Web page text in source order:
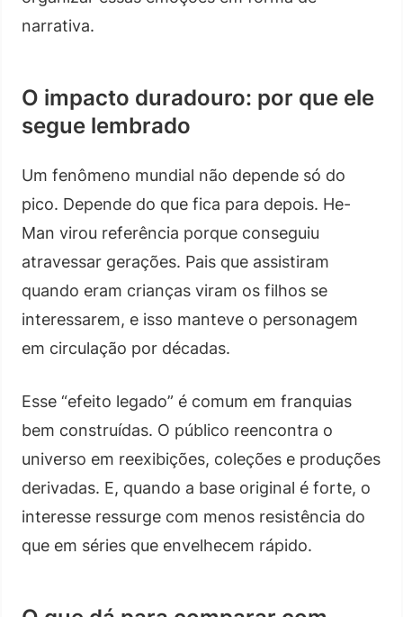
narrativa.
O impacto duradouro: por que ele
segue lembrado
Um fenômeno mundial não depende só do
pico. Depende do que fica para depois. He-
Man virou referência porque conseguiu
atravessar gerações. Pais que assistiram
quando eram crianças viram os filhos se
interessarem, e isso manteve o personagem
em circulação por décadas.
Esse “efeito legado” é comum em franquias
bem construídas. O público reencontra o
universo em reexibições, coleções e produções
derivadas. E, quando a base original é forte, o
interesse ressurge com menos resistência do
que em séries que envelhecem rápido.